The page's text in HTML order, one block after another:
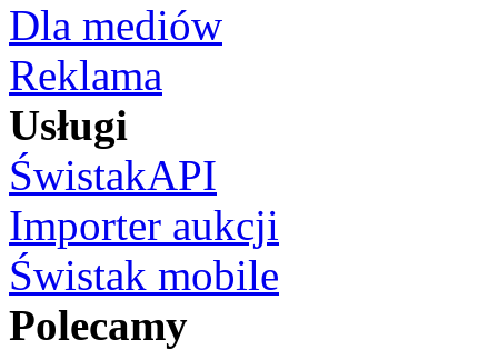
Dla mediów
Reklama
Usługi
ŚwistakAPI
Importer aukcji
Świstak mobile
Polecamy